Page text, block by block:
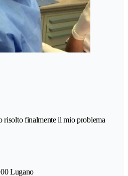
risolto finalmente il mio problema
Lugano